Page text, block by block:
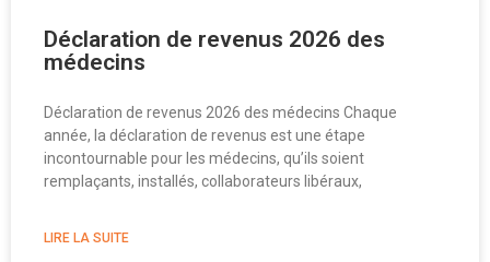
Déclaration de revenus 2026 des
médecins
Déclaration de revenus 2026 des médecins Chaque
année, la déclaration de revenus est une étape
incontournable pour les médecins, qu’ils soient
remplaçants, installés, collaborateurs libéraux,
LIRE LA SUITE